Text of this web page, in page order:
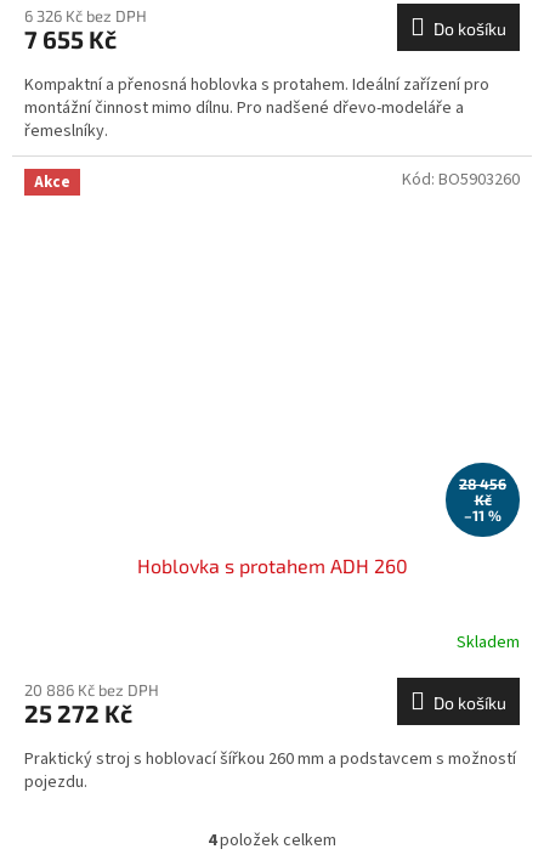
6 326 Kč bez DPH
7 655 Kč Do košíku
Kompaktní a přenosná hoblovka s protahem. Ideální zařízení pro
montážní činnost mimo dílnu. Pro nadšené dřevo-modeláře a
řemeslníky.
Akce
28 456
Kč
–11 %
Hoblovka s protahem ADH 260
Skladem
20 886 Kč bez DPH
25 272 Kč Do košíku
Praktický stroj s hoblovací šířkou 260 mm a podstavcem s možností
pojezdu.
Kód: BO5903260
O
4položek celkem